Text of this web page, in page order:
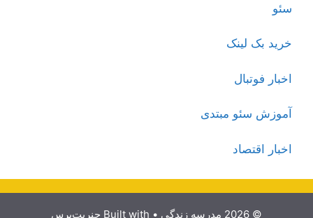
سئو
خرید بک لینک
اخبار فوتبال
آموزش سئو مبتدی
اخبار اقتصاد
© 2026 مدرسه زندگی • Built with جنریت‌پرس